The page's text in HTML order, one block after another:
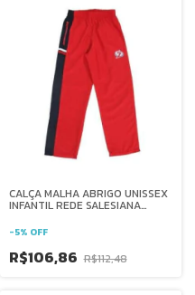
CALÇA MALHA ABRIGO UNISSEX
INFANTIL REDE SALESIANA
-5% OFF
R$106,86 R$112,48